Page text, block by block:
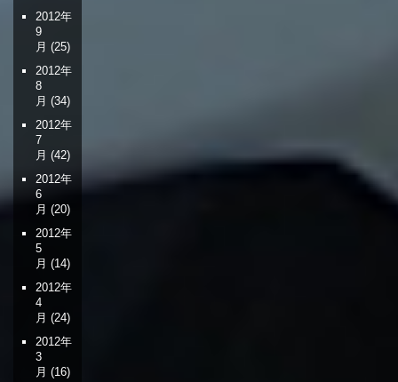
2012年
9
月 (25)
2012年
8
月 (34)
2012年
7
月 (42)
2012年
6
月 (20)
2012年
5
月 (14)
2012年
4
月 (24)
2012年
3
月 (16)